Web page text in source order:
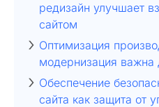
редизайн улучшает
сайтом
Оптимизация
модернизация важна
Обеспечение
сайта как защита от